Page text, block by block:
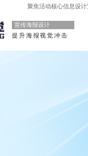
聚焦活动核心信息设
宣传海报设计
提升海报视觉冲击